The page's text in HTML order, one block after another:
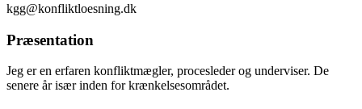
kgg@konfliktloesning.dk
Præsentation
Jeg er en erfaren konfliktmægler, procesleder og underviser. De
senere år især inden for krænkelsesområdet.